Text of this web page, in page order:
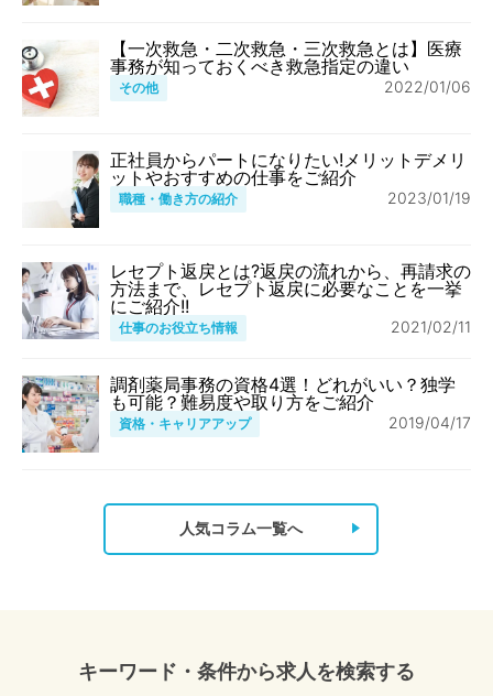
【一次救急・二次救急・三次救急とは】医療
事務が知っておくべき救急指定の違い
その他 2022/01/06
正社員からパートになりたい!メリットデメリ
ットやおすすめの仕事をご紹介
職種・働き方の紹介 2023/01/19
レセプト返戻とは?返戻の流れから、再請求の
方法まで、レセプト返戻に必要なことを一挙
にご紹介!!
仕事のお役立ち情報 2021/02/11
調剤薬局事務の資格4選！どれがいい？独学
も可能？難易度や取り方をご紹介
資格・キャリアアップ 2019/04/17
人気コラム一覧へ
キーワード・条件から求人を検索する